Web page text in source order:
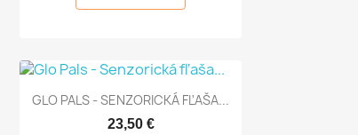
 Rýchly náhľad
GLO PALS - SENZORICKÁ FĽAŠA...
23,50 €